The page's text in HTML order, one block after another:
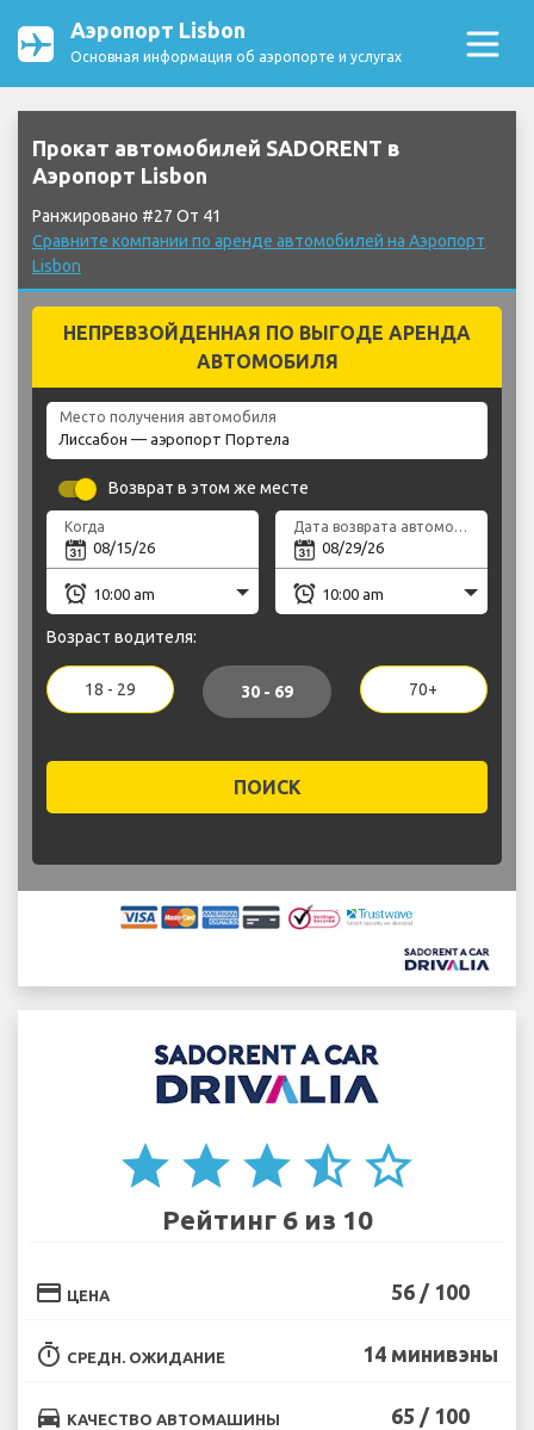
Аэропорт Lisbon
Основная информация об аэропорте и услугах
Прокат автомобилей SADORENT в
Аэропорт Lisbon
Ранжировано #27 От 41
Сравните компании по аренде автомобилей на Аэропорт
Lisbon
НЕПРЕВЗОЙДЕННАЯ ПО ВЫГОДЕ АРЕНДА
АВТОМОБИЛЯ
Место получения автомобиля
Возврат в этом же месте
Когда Дата возврата автомобиля
Возраст водителя:
18 - 29 30 - 69 70+
ПОИСК
star star star star_half star_border
Рейтинг 6 из 10
credit_card ЦЕНА 56 / 100
timer СРЕДН. ОЖИДАНИЕ 14 минивэны
directions_car КАЧЕСТВО АВТОМАШИНЫ 65 / 100